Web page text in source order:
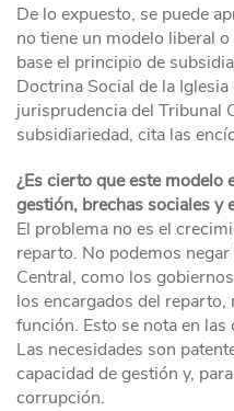
De lo expuesto, se puede
no tiene un modelo liberal
base el principio de
Doctrina Social de la
jurisprudencia del Tribunal
subsidiariedad, cita las
¿Es cierto que este modelo
gestión, brechas sociales y
El problema no es el
reparto. No podemos
Central, como los
los encargados del
función. Esto se nota en
Las necesidades son
capacidad de gestión y,
corrupción.